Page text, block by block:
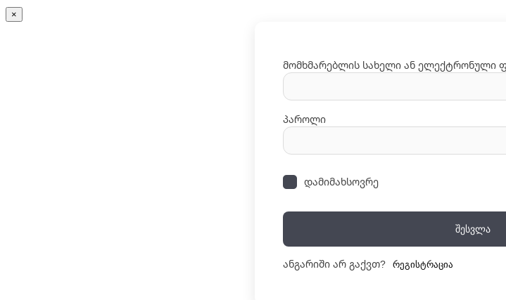
×
მომხმარებლის სახელი ან ელექტრონული
პაროლი
დამიმახსოვრე
Შესვლა
ანგარიში არ გაქვთ? Რეგისტრაცია